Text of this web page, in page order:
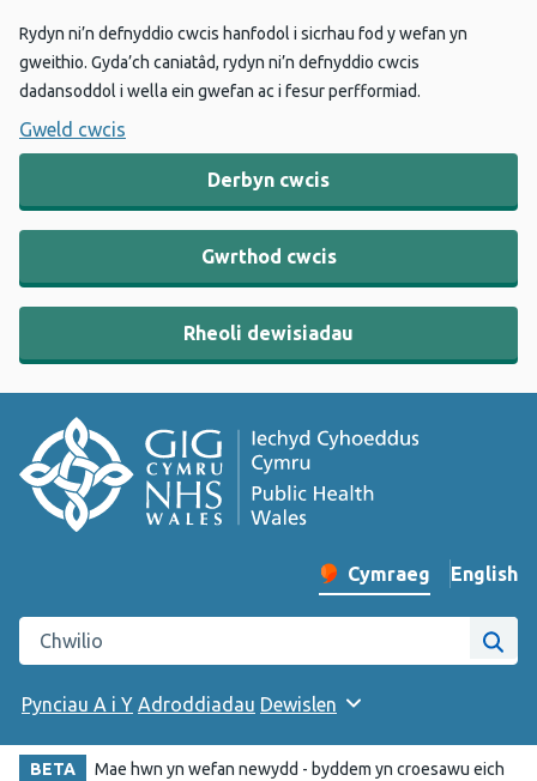
Rydyn ni’n defnyddio cwcis hanfodol i sicrhau fod y wefan yn
gweithio. Gyda’ch caniatâd, rydyn ni’n defnyddio cwcis
dadansoddol i wella ein gwefan ac i fesur perfformiad.
Gweld cwcis
Derbyn cwcis
Gwrthod cwcis
Rheoli dewisiadau
Newid iaith y wefan
Cymraeg English
–
Chwilio gwefan Iechyd Cyhoeddus Cymru
Pynciau A i Y Adroddiadau Dewislen
BETA
Mae hwn yn wefan newydd - byddem yn croesawu eich